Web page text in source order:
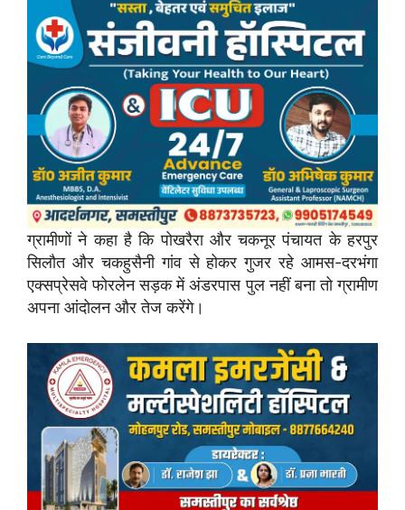
ग्रामीणों ने कहा है कि पोखरैरा और चकनूर पंचायत के हरपुर
सिलौत और चकहुसैनी गांव से होकर गुजर रहे आमस-दरभंगा
एक्सप्रेसवे फोरलेन सड़क में अंडरपास पुल नहीं बना तो ग्रामीण
अपना आंदोलन और तेज करेंगे।